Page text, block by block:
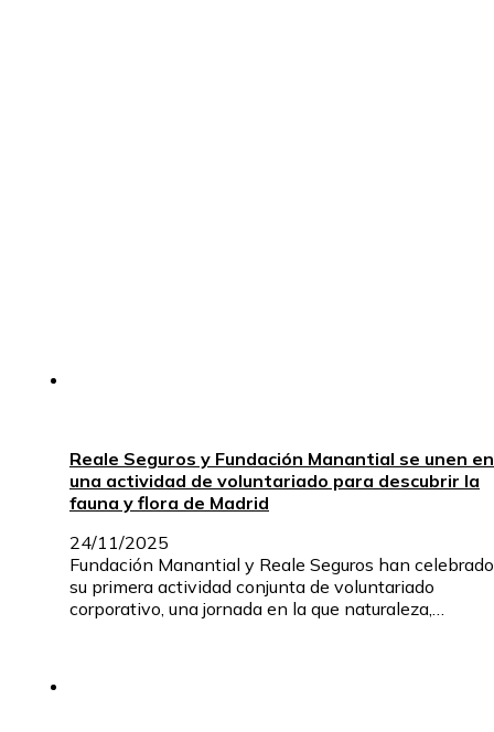
Reale Seguros y Fundación Manantial se unen en
una actividad de voluntariado para descubrir la
fauna y flora de Madrid
24/11/2025
Fundación Manantial y Reale Seguros han celebrado
su primera actividad conjunta de voluntariado
corporativo, una jornada en la que naturaleza,…